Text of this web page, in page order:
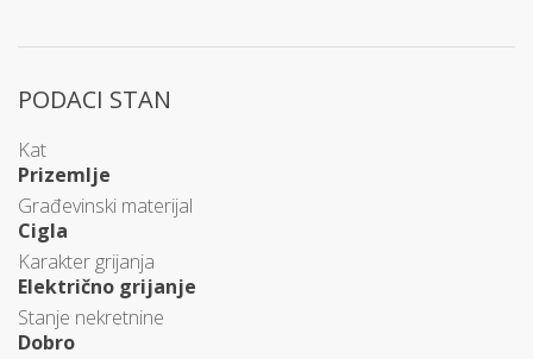
PODACI STAN
Kat
Prizemlje
Građevinski materijal
Cigla
Karakter grijanja
Električno grijanje
Stanje nekretnine
Dobro